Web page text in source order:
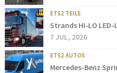
ETS2 TEILE
Strands HI-LO
7 JUL, 2026
ETS2 AUTOS
Mercedes-Benz